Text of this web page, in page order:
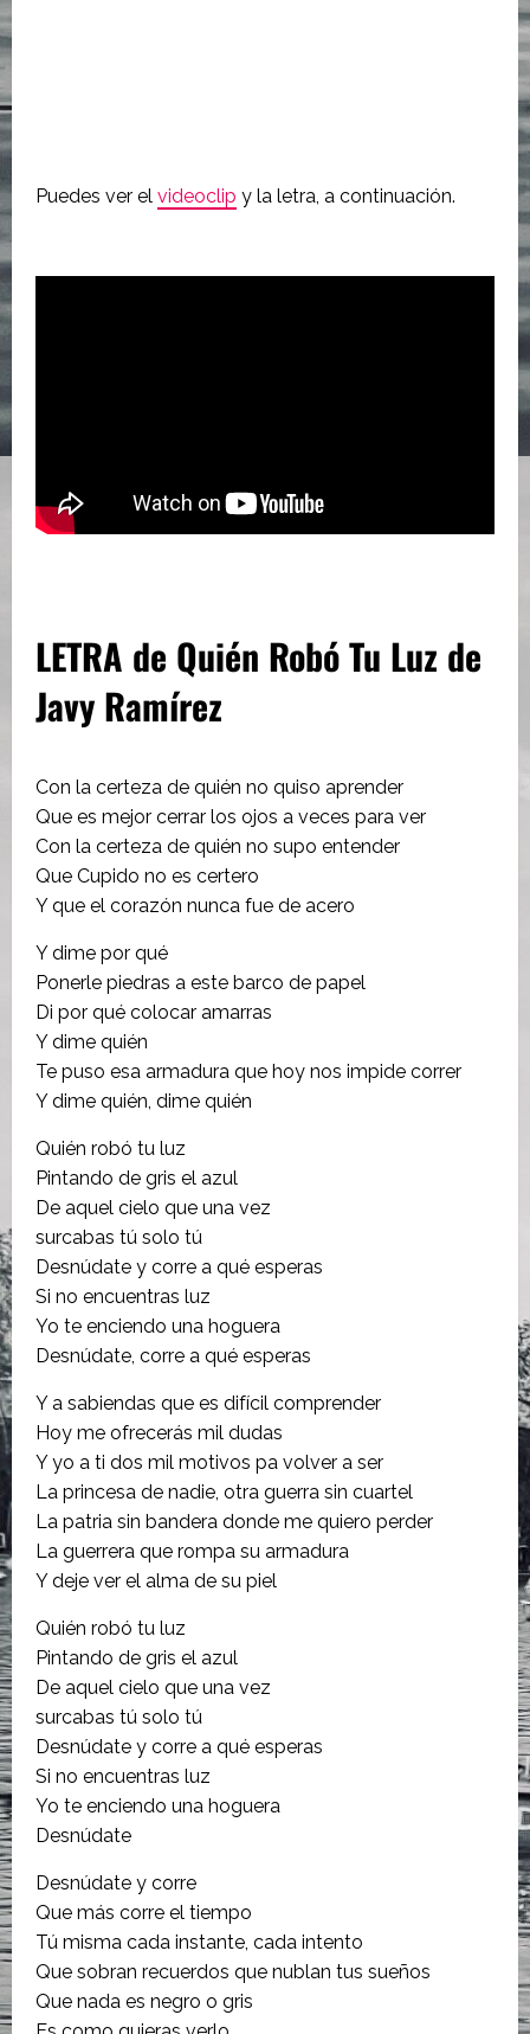
Puedes ver el videoclip y la letra, a continuación.
LETRA de Quién Robó Tu Luz de
Javy Ramírez
Con la certeza de quién no quiso aprender
Que es mejor cerrar los ojos a veces para ver
Con la certeza de quién no supo entender
Que Cupido no es certero
Y que el corazón nunca fue de acero
Y dime por qué
Ponerle piedras a este barco de papel
Di por qué colocar amarras
Y dime quién
Te puso esa armadura que hoy nos impide correr
Y dime quién, dime quién
Quién robó tu luz
Pintando de gris el azul
De aquel cielo que una vez
surcabas tú solo tú
Desnúdate y corre a qué esperas
Si no encuentras luz
Yo te enciendo una hoguera
Desnúdate, corre a qué esperas
Y a sabiendas que es difícil comprender
Hoy me ofrecerás mil dudas
Y yo a ti dos mil motivos pa volver a ser
La princesa de nadie, otra guerra sin cuartel
La patria sin bandera donde me quiero perder
La guerrera que rompa su armadura
Y deje ver el alma de su piel
Quién robó tu luz
Pintando de gris el azul
De aquel cielo que una vez
surcabas tú solo tú
Desnúdate y corre a qué esperas
Si no encuentras luz
Yo te enciendo una hoguera
Desnúdate
Desnúdate y corre
Que más corre el tiempo
Tú misma cada instante, cada intento
Que sobran recuerdos que nublan tus sueños
Que nada es negro o gris